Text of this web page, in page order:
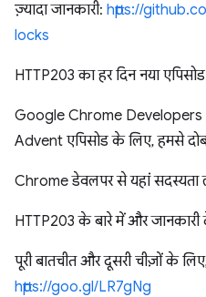
ज़्यादा जानकारी: https://
locks
HTTP203 का हर दिन नया
Google Chrome Developers
Advent एपिसोड के लिए, हमसे
Chrome डेवलपर से यहां सदस्यता
HTTP203 के बारे में और
पूरी बातचीत और दूसरी चीज़ों के
https://goo.gl/LR7gNg